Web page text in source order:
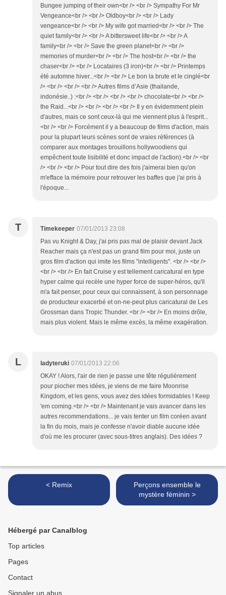
Bungee jumping of their own<br /> <br /> Sympathy For Mr
Vengeance<br /> <br /> Oldboy<br /> <br /> Lady
vengeance<br /> <br /> My wife got married<br /> <br /> The
quiet family<br /> <br /> A bittersweet life<br /> <br /> A
family<br /> <br /> Save the green planet<br /> <br />
memories of murder<br /> <br /> The host<br /> <br /> the
chaser<br /> <br /> Locataires (3 iron)<br /> <br /> Printemps
été automne hiver...<br /> <br /> Le bon la brute et le cinglé<br
/> <br /> <br /> <br /> Autres films d’Asie (thailande,
indonésie..) :<br /> <br /> <br /> <br /> chocolate<br /> <br />
the Raid...<br /> <br /> <br /> <br /> Il y en évidemment plein
d'autres, mais ce sont ceux-là qui me viennent plus à l'esprit...
<br /> <br /> Forcément il y a beaucoup de films d'action, mais
pour la plupart leurs scènes sont de vraies références (à
comparer aux montages brouillons hollywoodiens qui
empêchent toute lisibilité et donc impact de l'action).<br /> <br
/> <br /> <br /> Pour tout dire des fois j'aimerai bien qu'on
m'efface la mémoire pour retrouver les baffes que j'ai pris à
l'époque...
T Timekeeper 07/01/2013 23:08
Pas vu Knight & Day, j'ai pris pas mal de plaisir devant Jack
Reacher mais ça n'est pas un grand film pour moi, juste un
gros film d'action qui imite les films "intelligents". <br /> <br />
<br /> <br /> En fait Cruise y est tellement caricatural en type
hyper calme qui recèle une hyper force de super-héros, qu'il
m'a fait penser, pour ceux qui connaissent, à son personnage
de producteur exacerbé et on-ne-peut plus caricatural de Les
Grossman dans Tropic Thunder. <br /> <br /> En moins drôle,
mais plus violent. Mais le même excès, la même exagération.
L ladyteruki 07/01/2013 22:06
OKAY ! Alors, l'air de rien je passe une tête régulièrement
pour piocher mes idées, je viens de me faire Moonrise
Kingdom, et les gens, vous avez des idées formidables ! Keep
'em coming.<br /> <br /> Maintenant je vais avancer dans les
autres recommendations... je vais tenter un film coréen avant
la fin du mois, mais je confesse n'avoir diable aucune idée
d'où me les procurer (avec sous-titres anglais). Des idées ?
< Remix
Perçons ensemble le
mystère féminin >
Hébergé par Canalblog
Top articles
Pages
Contact
Signaler un abus